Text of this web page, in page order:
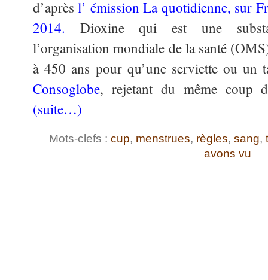
d’aprèsl’ émission La quotidienne, sur
2014. Dioxine qui est une
l’organisation mondiale de la santé
à 450 ans pour qu’une serviette ou un
Consoglobe, rejetant du même coup
(suite…)
Mots-clefs : cup, menstrues, règles, sang,
avons vu